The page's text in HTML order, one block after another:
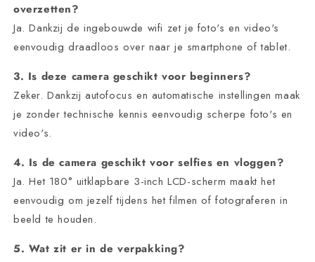
overzetten?
Ja. Dankzij de ingebouwde wifi zet je foto's en video's
eenvoudig draadloos over naar je smartphone of tablet.
3. Is deze camera geschikt voor beginners?
Zeker. Dankzij autofocus en automatische instellingen maak
je zonder technische kennis eenvoudig scherpe foto's en
video's.
4. Is de camera geschikt voor selfies en vloggen?
Ja. Het 180° uitklapbare 3-inch LCD-scherm maakt het
eenvoudig om jezelf tijdens het filmen of fotograferen in
beeld te houden.
5. Wat zit er in de verpakking?